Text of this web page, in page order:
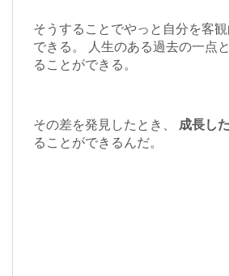
そうすることでやっと自分を客
できる。 人生のある過去の一点
ることができる。
その差を発見したとき、 成長し
ることができるんだ。